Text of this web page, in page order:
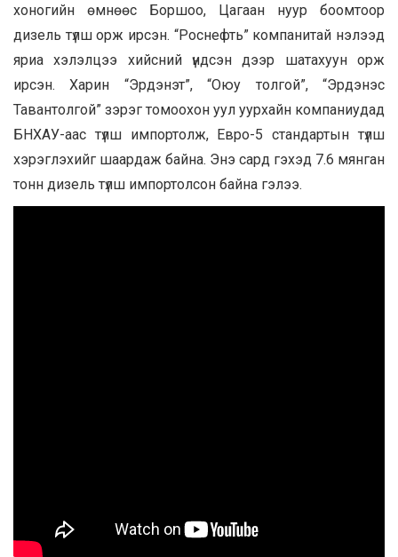
хоногийн өмнөөс Боршоо, Цагаан нуур боомтоор
дизель түлш орж ирсэн. “Роснефть” компанитай нэлээд
яриа хэлэлцээ хийсний үндсэн дээр шатахуун орж
ирсэн. Харин “Эрдэнэт”, “Оюу толгой”, “Эрдэнэс
Тавантолгой” зэрэг томоохон уул уурхайн компаниудад
БНХАУ-аас түлш импортолж, Евро-5 стандартын түлш
хэрэглэхийг шаардаж байна. Энэ сард гэхэд 7.6 мянган
тонн дизель түлш импортолсон байна гэлээ.